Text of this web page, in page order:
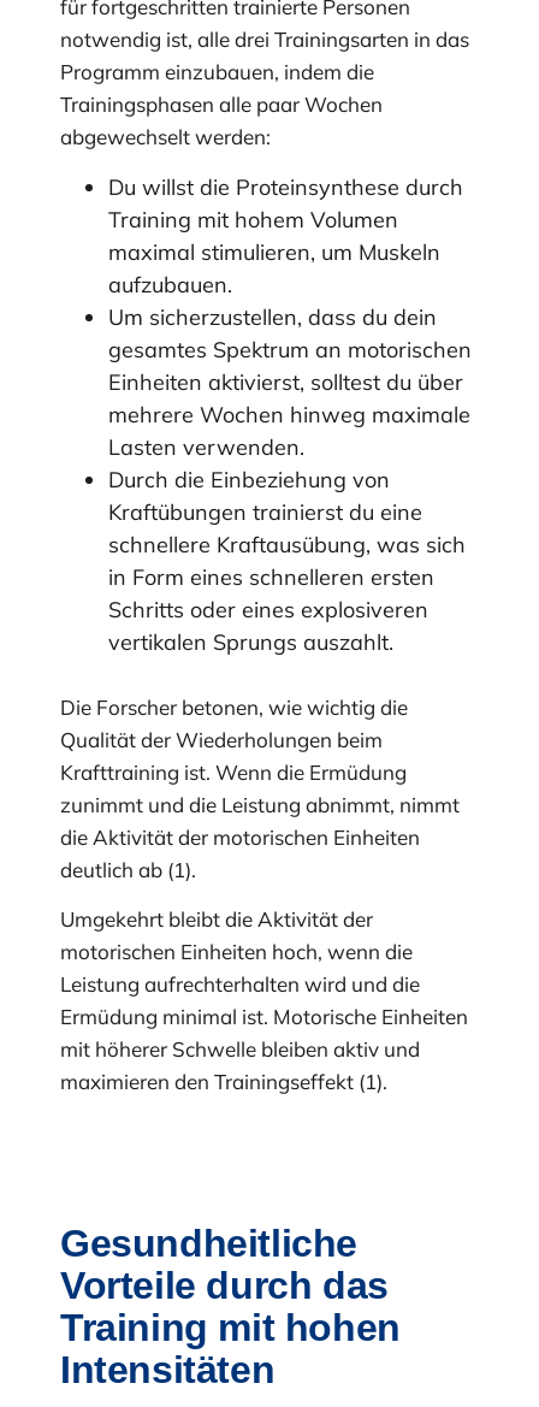
für fortgeschritten trainierte Personen
notwendig ist, alle drei Trainingsarten in das
Programm einzubauen, indem die
Trainingsphasen alle paar Wochen
abgewechselt werden:
Du willst die Proteinsynthese durch
Training mit hohem Volumen
maximal stimulieren, um Muskeln
aufzubauen.
Um sicherzustellen, dass du dein
gesamtes Spektrum an motorischen
Einheiten aktivierst, solltest du über
mehrere Wochen hinweg maximale
Lasten verwenden.
Durch die Einbeziehung von
Kraftübungen trainierst du eine
schnellere Kraftausübung, was sich
in Form eines schnelleren ersten
Schritts oder eines explosiveren
vertikalen Sprungs auszahlt.
Die Forscher betonen, wie wichtig die
Qualität der Wiederholungen beim
Krafttraining ist. Wenn die Ermüdung
zunimmt und die Leistung abnimmt, nimmt
die Aktivität der motorischen Einheiten
deutlich ab (1).
Umgekehrt bleibt die Aktivität der
motorischen Einheiten hoch, wenn die
Leistung aufrechterhalten wird und die
Ermüdung minimal ist. Motorische Einheiten
mit höherer Schwelle bleiben aktiv und
maximieren den Trainingseffekt (1).
Gesundheitliche
Vorteile durch das
Training mit hohen
Intensitäten